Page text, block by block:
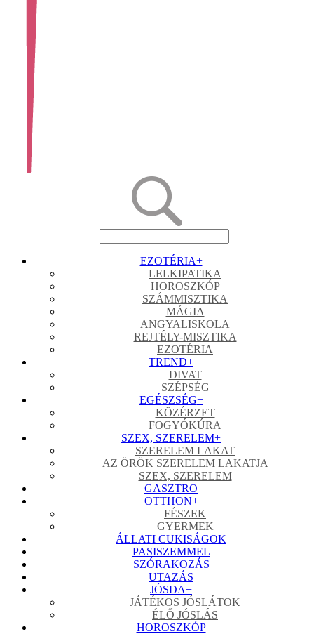
EZOTÉRIA+
LELKIPATIKA
HOROSZKÓP
SZÁMMISZTIKA
MÁGIA
ANGYALISKOLA
REJTÉLY-MISZTIKA
EZOTÉRIA
TREND+
DIVAT
SZÉPSÉG
EGÉSZSÉG+
KÖZÉRZET
FOGYÓKÚRA
SZEX, SZERELEM+
SZERELEM LAKAT
AZ ÖRÖK SZERELEM LAKATJA
SZEX, SZERELEM
GASZTRO
OTTHON+
FÉSZEK
GYERMEK
ÁLLATI CUKISÁGOK
PASISZEMMEL
SZÓRAKOZÁS
UTAZÁS
JÓSDA+
JÁTÉKOS JÓSLÁTOK
ÉLŐ JÓSLÁS
HOROSZKÓP